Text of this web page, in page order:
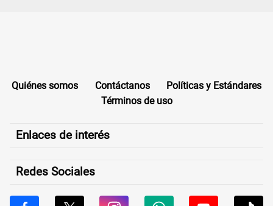
Quiénes somos Contáctanos
Políticas y Estándares
Términos de uso
Enlaces de interés
Redes Sociales